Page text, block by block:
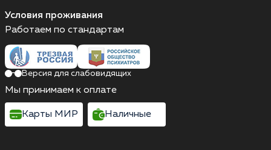
Условия проживания
Работаем по стандартам
Версия для слабовидящих
Мы принимаем к оплате
Карты МИР Наличные